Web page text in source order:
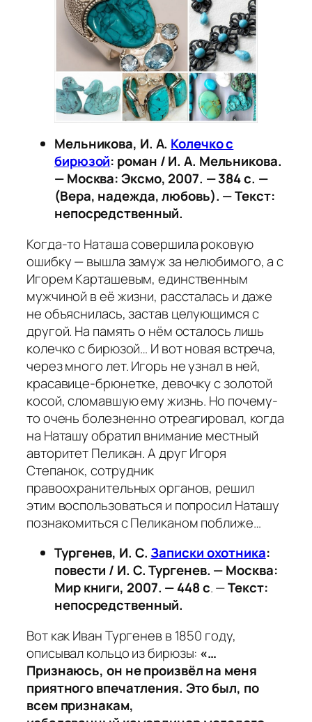
Мельникова, И. А. Колечко с
бирюзой: роман / И. А. Мельникова.
— Москва: Эксмо, 2007. — 384 с. —
(Вера, надежда, любовь). — Текст:
непосредственный.
Когда-то Наташа совершила роковую
ошибку — вышла замуж за нелюбимого, а с
Игорем Карташевым, единственным
мужчиной в её жизни, рассталась и даже
не объяснилась, застав целующимся с
другой. На память о нём осталось лишь
колечко с бирюзой… И вот новая встреча,
через много лет. Игорь не узнал в ней,
красавице-брюнетке, девочку с золотой
косой, сломавшую ему жизнь. Но почему-
то очень болезненно отреагировал, когда
на Наташу обратил внимание местный
авторитет Пеликан. А друг Игоря
Степанок, сотрудник
правоохранительных органов, решил
этим воспользоваться и попросил Наташу
познакомиться с Пеликаном поближе…
Тургенев, И. С.Записки охотника:
повести / И. С. Тургенев. — Москва:
Мир книги, 2007. — 448 с. —Текст:
непосредственный.
Вот как Иван Тургенев в 1850 году,
описывал кольцо из бирюзы: «…
Признаюсь, он не произвёл на меня
приятного впечатления. Это был, по
всем признакам,